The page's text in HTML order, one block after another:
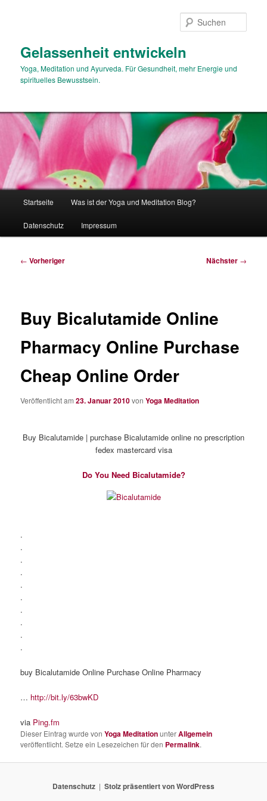
Gelassenheit entwickeln
Yoga, Meditation und Ayurveda. Für Gesundheit, mehr Energie und
spirituelles Bewusstsein.
Startseite Was ist der Yoga und Meditation Blog?
Datenschutz Impressum
Beitragsnavigation
← Vorheriger Nächster →
Buy Bicalutamide Online
Pharmacy Online Purchase
Cheap Online Order
Veröffentlicht am23. Januar 2010vonYoga Meditation
Buy Bicalutamide | purchase Bicalutamide online no prescription
fedex mastercard visa
Do You Need Bicalutamide?
.
.
.
.
.
.
.
.
.
.
buy Bicalutamide Online Purchase Online Pharmacy
… http://bit.ly/63bwKD
via Ping.fm
Dieser Eintrag wurde vonYoga MeditationunterAllgemein
veröffentlicht. Setze ein Lesezeichen für den Permalink.
Datenschutz Stolz präsentiert von WordPress